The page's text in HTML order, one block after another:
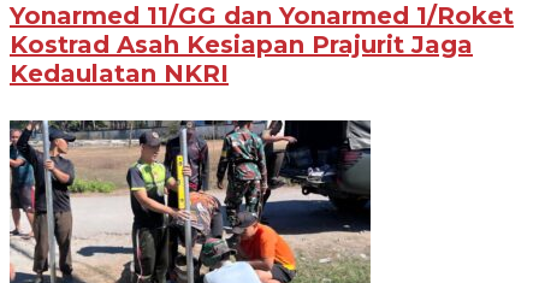
Yonarmed 11/GG dan Yonarmed 1/Roket
Kostrad Asah Kesiapan Prajurit Jaga
Kedaulatan NKRI